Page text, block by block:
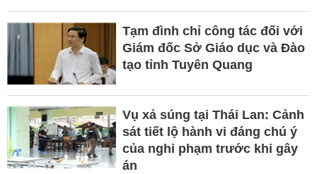
Tạm đình chỉ công tác đối với
Giám đốc Sở Giáo dục và Đào
tạo tỉnh Tuyên Quang
Vụ xả súng tại Thái Lan: Cảnh
sát tiết lộ hành vi đáng chú ý
của nghi phạm trước khi gây
án